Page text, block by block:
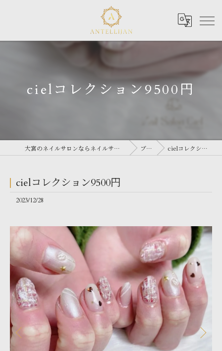
cielコレクション9500円
大宮のネイルサロンならネイルサロン Antellijan 大宮 ブログ cielコレクション9500円
cielコレクション9500円
2023/12/28